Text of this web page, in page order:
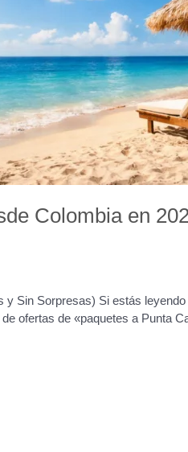
Colombia en
Sin Sorpresas) Si estás
ofertas de «paquetes a Punta